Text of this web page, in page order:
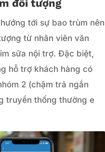
đối tượng
tới sự bao trùm nên
từ nhân viên văn
sữa nội trợ. Đặc biệt,
hỗ trợ khách hàng có
2 (chậm trả ngắn
truyền thống thường e